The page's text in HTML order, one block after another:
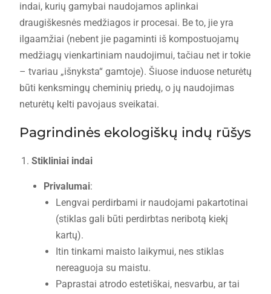
indai, kurių gamybai naudojamos aplinkai
draugiškesnės medžiagos ir procesai. Be to, jie yra
ilgaamžiai (nebent jie pagaminti iš kompostuojamų
medžiagų vienkartiniam naudojimui, tačiau net ir tokie
– tvariau „išnyksta“ gamtoje). Šiuose induose neturėtų
būti kenksmingų cheminių priedų, o jų naudojimas
neturėtų kelti pavojaus sveikatai.
Pagrindinės ekologiškų indų rūšys
Stikliniai indai
Privalumai:
Lengvai perdirbami ir naudojami pakartotinai
(stiklas gali būti perdirbtas neribotą kiekį
kartų).
Itin tinkami maisto laikymui, nes stiklas
nereaguoja su maistu.
Paprastai atrodo estetiškai, nesvarbu, ar tai